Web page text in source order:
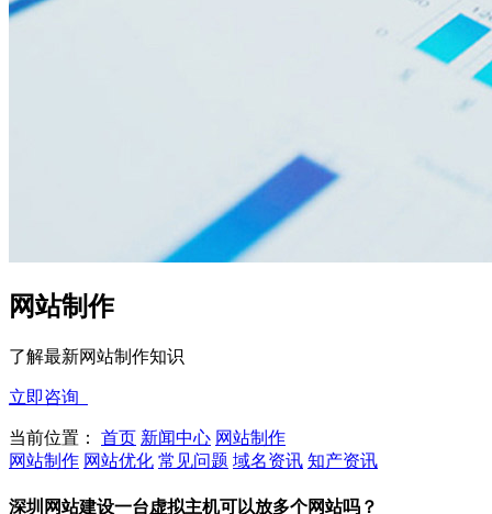
网站制作
了解最新网站制作知识
立即咨询
当前位置： 首页 新闻中心 网站制作
网站制作 网站优化 常见问题 域名资讯 知产资讯
深圳网站建设一台虚拟主机可以放多个网站吗？